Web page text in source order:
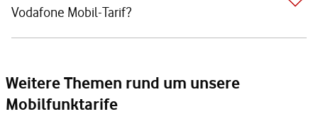
Vodafone Mobil-Tarif?
Weitere Themen rund um unsere
Mobilfunktarife